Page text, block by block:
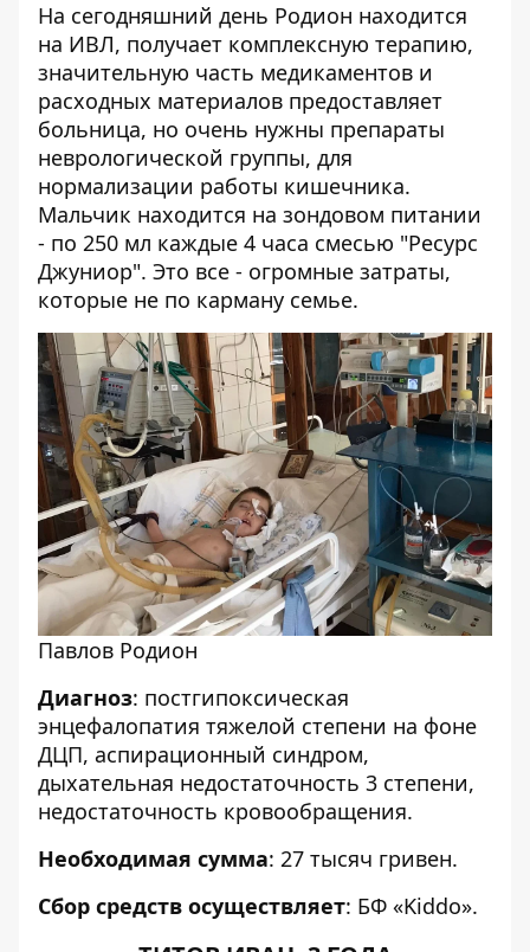
На сегодняшний день Родион находится
на ИВЛ, получает комплексную терапию,
значительную часть медикаментов и
расходных материалов предоставляет
больница, но очень нужны препараты
неврологической группы, для
нормализации работы кишечника.
Мальчик находится на зондовом питании
- по 250 мл каждые 4 часа смесью "Ресурс
Джуниор". Это все - огромные затраты,
которые не по карману семье.
Павлов Родион
Диагноз: постгипоксическая
энцефалопатия тяжелой степени на фоне
ДЦП, аспирационный синдром,
дыхательная недостаточность 3 степени,
недостаточность кровообращения.
Необходимая сумма: 27 тысяч гривен.
Сбор средств осуществляет: БФ «Kiddo».